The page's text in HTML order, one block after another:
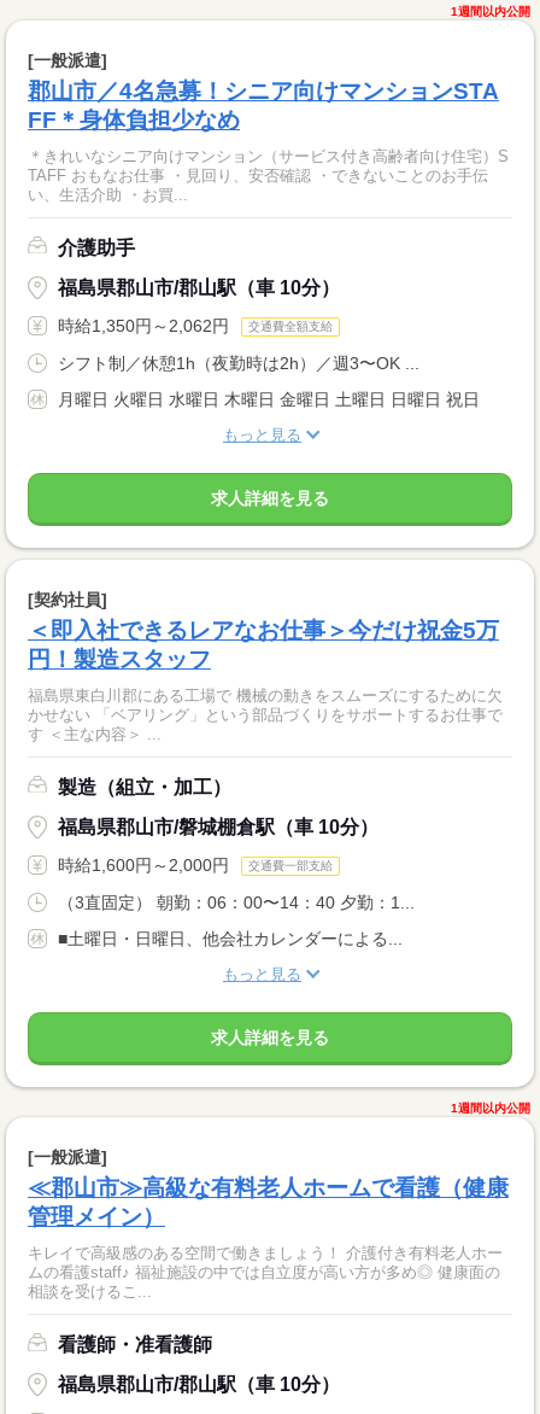
1週間以内公開
[一般派遣]
郡山市／4名急募！シニア向けマンションSTA
FF＊身体負担少なめ
＊きれいなシニア向けマンション（サービス付き高齢者向け住宅）S
TAFF おもなお仕事 ・見回り、安否確認 ・できないことのお手伝
い、生活介助 ・お買...
介護助手
福島県郡山市/郡山駅（車 10分）
時給1,350円～2,062円 交通費全額支給
シフト制／休憩1h（夜勤時は2h）／週3〜OK ...
月曜日 火曜日 水曜日 木曜日 金曜日 土曜日 日曜日 祝日
もっと見る
求人詳細を見る
[契約社員]
＜即入社できるレアなお仕事＞今だけ祝金5万
円！製造スタッフ
福島県東白川郡にある工場で 機械の動きをスムーズにするために欠
かせない 「ベアリング」という部品づくりをサポートするお仕事で
す ＜主な内容＞ ...
製造（組立・加工）
福島県郡山市/磐城棚倉駅（車 10分）
時給1,600円～2,000円 交通費一部支給
（3直固定） 朝勤：06：00〜14：40 夕勤：1...
■土曜日・日曜日、他会社カレンダーによる...
もっと見る
求人詳細を見る
1週間以内公開
[一般派遣]
≪郡山市≫高級な有料老人ホームで看護（健康
管理メイン）
キレイで高級感のある空間で働きましょう！ 介護付き有料老人ホー
ムの看護staff♪ 福祉施設の中では自立度が高い方が多め◎ 健康面の
相談を受けるこ...
看護師・准看護師
福島県郡山市/郡山駅（車 10分）